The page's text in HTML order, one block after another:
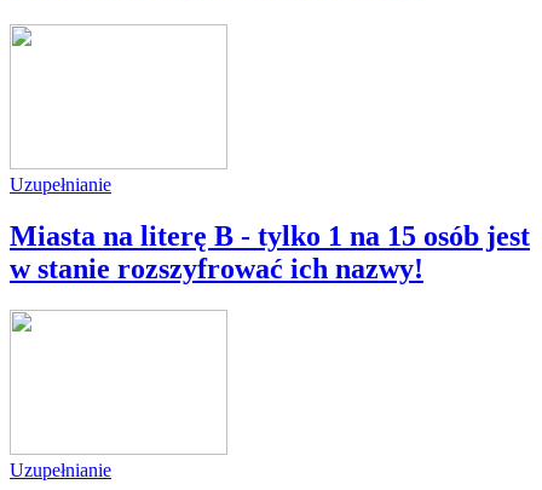
Uzupełnianie
Miasta na literę B - tylko 1 na 15 osób jest
w stanie rozszyfrować ich nazwy!
Uzupełnianie